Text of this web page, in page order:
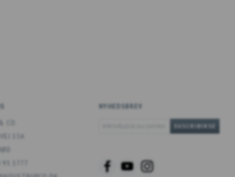
13A
95 1777
NYHEDSBREV
SUSCRIBIRSE